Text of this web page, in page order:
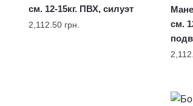
см. 12-15кг. ПВХ, силуэт
2,112.50 грн.
см.